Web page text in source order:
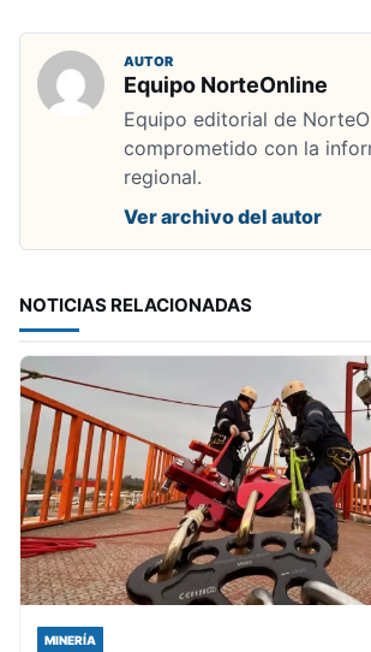
AUTOR
Equipo NorteOnline
Equipo editorial de
comprometido con la
regional.
Ver archivo del autor
NOTICIAS RELACIONADAS
MINERÍA